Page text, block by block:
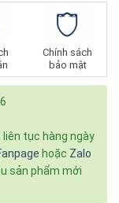
Chính sách
bảo mật
tục hàng ngày
hoặc Zalo
sản phẩm mới